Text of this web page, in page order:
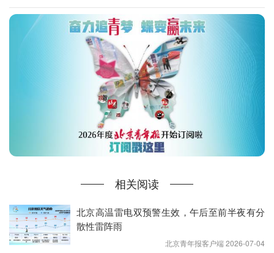
尤其是具备物理信息且对齐的数据更为短缺，一定程
度上制约着人工智能的发展。
诺亦腾机器人提出了面向机器人学习与具身智能研究
的四层结构数据金字塔框架。在这一框架中，从第一
层到最后一层，数据的具身特异性逐渐降低，而其多
样性和对真实物理世界的泛化能力则持续增强。
com数据平台推出HiPHI-MOV
OM和
核心数据集，根据目前预计，
HiPHI-
年10万小时。诺亦腾机器人在数据工厂受控环境之外
采集的ITW数据则可达每年30万小时的数据产能。
文/北京青年报记者 宋霞
摄影/北京青年报记者 宋霞
相关阅读
北京高温雷电双预警生效，午后至前半夜有分
散性雷阵雨
北京青年报客户端 2026-07-04